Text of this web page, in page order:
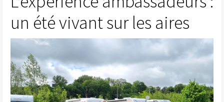
un été vivant sur les aires